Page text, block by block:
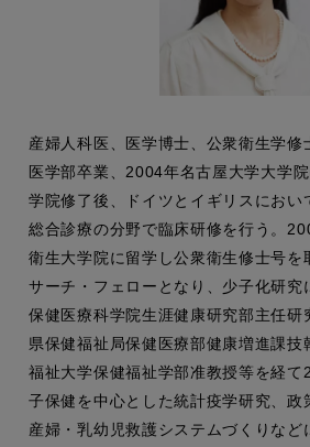
産婦人科医、医学博士、公衆衛生学
医学部卒業、2004年名古屋大学大学
学院修了後、ドイツとイギリスにおい
総合診療の分野で臨床研修を行う。
衛生大学院に留学し公衆衛生修士号を
サーチ・フェローとなり、少子化研究
保健医療科学院生涯健康研究部主任研
県保健福祉局保健医療部健康増進課技
福祉大学保健福祉学部准教授等を経
子保健を中心とした統計疫学研究、政
産婦・乳幼児救護システムづくりなど